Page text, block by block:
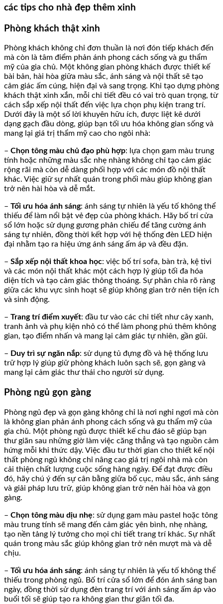
các tips cho nhà đẹp thêm xinh
Phòng khách thật xinh
Phòng khách không chỉ đơn thuần là nơi đón tiếp khách đến
mà còn là tâm điểm phản ánh phong cách sống và gu thẩm
mỹ của gia chủ. Một không gian phòng khách được thiết kế
bài bản, hài hòa giữa màu sắc, ánh sáng và nội thất sẽ tạo
cảm giác ấm cúng, hiện đại và sang trọng. Khi tạo dựng phòng
khách thật xinh xắn, mỗi chi tiết đều có vai trò quan trọng, từ
cách sắp xếp nội thất đến việc lựa chọn phụ kiện trang trí.
Dưới đây là một số lời khuyên hữu ích, được liệt kê dưới
dạng gạch đầu dòng, giúp bạn tối ưu hóa không gian sống và
mang lại giá trị thẩm mỹ cao cho ngôi nhà:
– Chọn tông màu chủ đạo phù hợp: lựa chọn gam màu trung
tính hoặc những màu sắc nhẹ nhàng không chỉ tạo cảm giác
rộng rãi mà còn dễ dàng phối hợp với các món đồ nội thất
khác. Việc giữ sự nhất quán trong phối màu giúp không gian
trở nên hài hòa và dễ mắt.
– Tối ưu hóa ánh sáng: ánh sáng tự nhiên là yếu tố không thể
thiếu để làm nổi bật vẻ đẹp của phòng khách. Hãy bố trí cửa
sổ lớn hoặc sử dụng gương phản chiếu để tăng cường ánh
sáng tự nhiên, đồng thời kết hợp với hệ thống đèn LED hiện
đại nhằm tạo ra hiệu ứng ánh sáng ấm áp và đều đặn.
– Sắp xếp nội thất khoa học: việc bố trí sofa, bàn trà, kệ tivi
và các món nội thất khác một cách hợp lý giúp tối đa hóa
diện tích và tạo cảm giác thông thoáng. Sự phân chia rõ ràng
giữa các khu vực sinh hoạt sẽ giúp không gian trở nên tiện ích
và sinh động.
– Trang trí điểm xuyết: đầu tư vào các chi tiết như cây xanh,
tranh ảnh và phụ kiện nhỏ có thể làm phong phú thêm không
gian, tạo điểm nhấn và mang lại cảm giác tự nhiên, gần gũi.
– Duy trì sự ngăn nắp: sử dụng tủ đựng đồ và hệ thống lưu
trữ hợp lý giúp giữ phòng khách luôn sạch sẽ, gọn gàng và
mang lại cảm giác thư thái cho người sử dụng.
Phòng ngủ gọn gàng
Phòng ngủ đẹp và gọn gàng không chỉ là nơi nghỉ ngơi mà còn
là không gian phản ánh phong cách sống và gu thẩm mỹ của
gia chủ. Một phòng ngủ được thiết kế chu đáo sẽ giúp bạn
thư giãn sau những giờ làm việc căng thẳng và tạo nguồn cảm
hứng mỗi khi thức dậy. Việc đầu tư thời gian cho thiết kế nội
thất phòng ngủ không chỉ nâng cao giá trị ngôi nhà mà còn
cải thiện chất lượng cuộc sống hàng ngày. Để đạt được điều
đó, hãy chú ý đến sự cân bằng giữa bố cục, màu sắc, ánh sáng
và giải pháp lưu trữ, giúp không gian trở nên hài hòa và gọn
gàng.
– Chọn tông màu dịu nhẹ: sử dụng gam màu pastel hoặc tông
màu trung tính sẽ mang đến cảm giác yên bình, nhẹ nhàng,
tạo nền tảng lý tưởng cho mọi chi tiết trang trí khác. Sự nhất
quán trong màu sắc giúp không gian trở nên mượt mà và dễ
chịu.
– Tối ưu hóa ánh sáng: ánh sáng tự nhiên là yếu tố không thể
thiếu trong phòng ngủ. Bố trí cửa sổ lớn để đón ánh sáng ban
ngày, đồng thời sử dụng đèn trang trí với ánh sáng ấm áp vào
buổi tối sẽ giúp tạo ra không gian thư giãn tối đa.